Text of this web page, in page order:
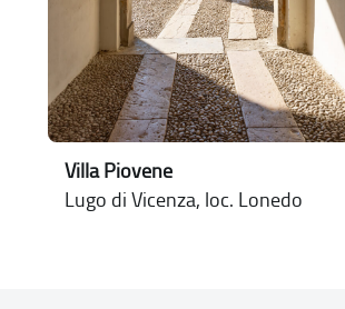
Villa Piovene
Lugo di Vicenza, loc. Lonedo